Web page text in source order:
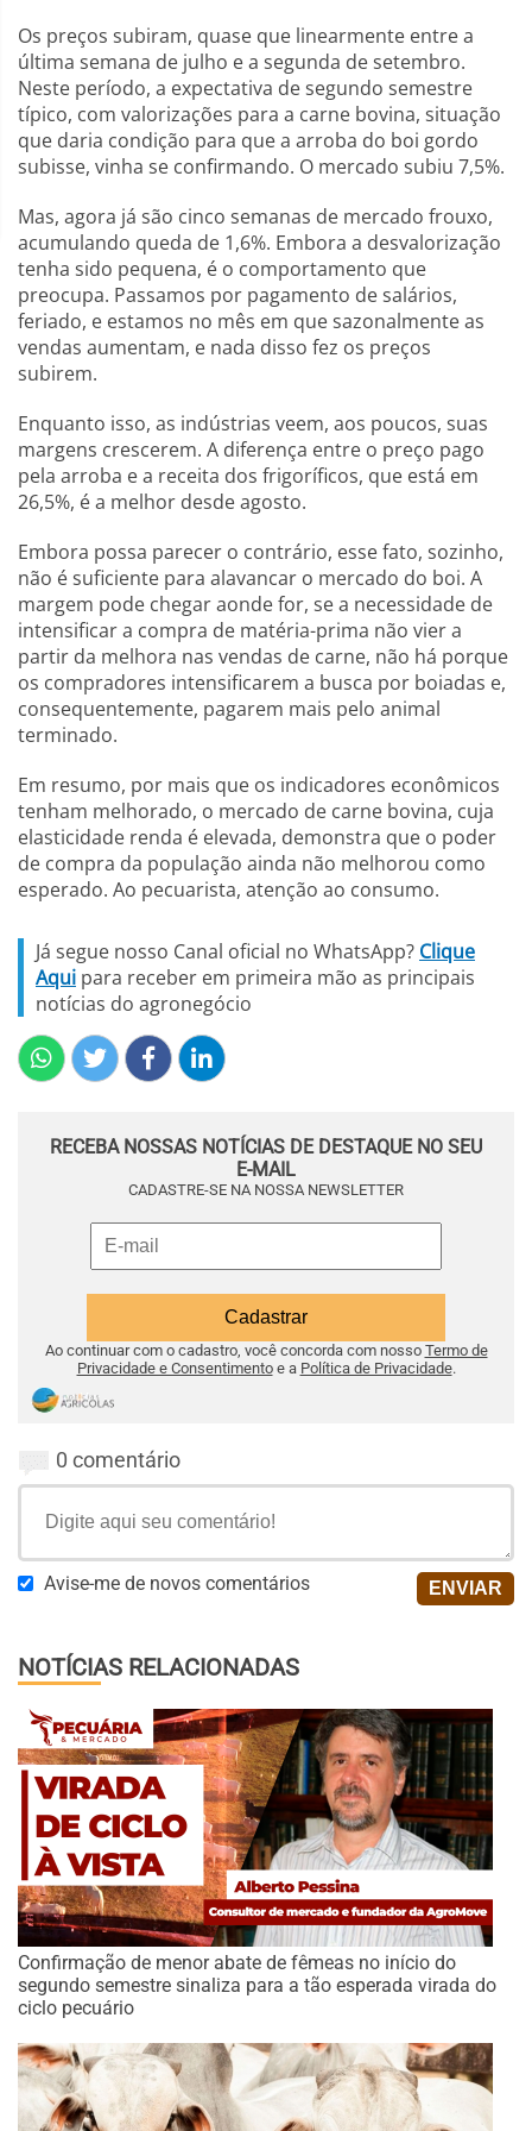
Os preços subiram, quase que linearmente entre a
última semana de julho e a segunda de setembro.
Neste período, a expectativa de segundo semestre
típico, com valorizações para a carne bovina, situação
que daria condição para que a arroba do boi gordo
subisse, vinha se confirmando. O mercado subiu 7,5%.
Mas, agora já são cinco semanas de mercado frouxo,
acumulando queda de 1,6%. Embora a desvalorização
tenha sido pequena, é o comportamento que
preocupa. Passamos por pagamento de salários,
feriado, e estamos no mês em que sazonalmente as
vendas aumentam, e nada disso fez os preços
subirem.
Enquanto isso, as indústrias veem, aos poucos, suas
margens crescerem. A diferença entre o preço pago
pela arroba e a receita dos frigoríficos, que está em
26,5%, é a melhor desde agosto.
Embora possa parecer o contrário, esse fato, sozinho,
não é suficiente para alavancar o mercado do boi. A
margem pode chegar aonde for, se a necessidade de
intensificar a compra de matéria-prima não vier a
partir da melhora nas vendas de carne, não há porque
os compradores intensificarem a busca por boiadas e,
consequentemente, pagarem mais pelo animal
terminado.
Em resumo, por mais que os indicadores econômicos
tenham melhorado, o mercado de carne bovina, cuja
elasticidade renda é elevada, demonstra que o poder
de compra da população ainda não melhorou como
esperado. Ao pecuarista, atenção ao consumo.
Já segue nosso Canal oficial no WhatsApp? Clique
Aqui para receber em primeira mão as principais
notícias do agronegócio
RECEBA NOSSAS NOTÍCIAS DE DESTAQUE NO SEU
E-MAIL
CADASTRE-SE NA NOSSA NEWSLETTER
Ao continuar com o cadastro, você concorda com nosso Termo de
Privacidade e Consentimentoe a Política de Privacidade.
0 comentário
Avise-me de novos comentários
NOTÍCIAS RELACIONADAS
Confirmação de menor abate de fêmeas no início do
segundo semestre sinaliza para a tão esperada virada do
ciclo pecuário